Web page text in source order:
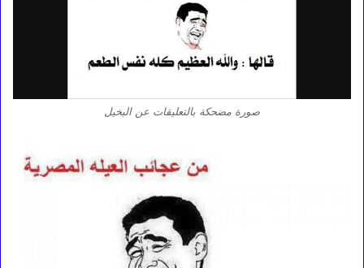
صورة مضحكة بالتعليقات عن البخيل